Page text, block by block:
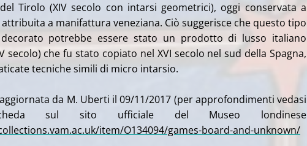
Tirolo (XIV secolo con intarsi geometrici), oggi conservata a
attribuita a manifattura veneziana. Ciò suggerisce che questo tipo
potrebbe essere stato un prodotto di lusso italiano
secolo) che fu stato copiato nel XVI secolo nel sud della Spagna,
tecniche simili di micro intarsio.
da M. Uberti il 09/11/2017 (per approfondimenti vedasi
sul sito ufficiale del Museo londinese
item/O134094/games-board-and-unknown/